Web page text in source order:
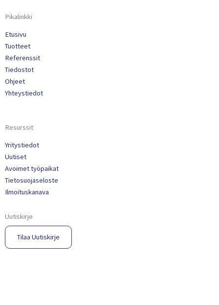
Pikalinkki
Etusivu
Tuotteet
Referenssit
Tiedostot
Ohjeet
Yhteystiedot
Resurssit
Yritystiedot
Uutiset
Avoimet työpaikat
Tietosuojaseloste
Ilmoituskanava
Uutiskirje
Tilaa Uutiskirje​